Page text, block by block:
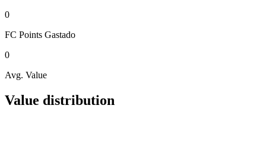
0
FC Points Gastado
0
Avg. Value
Value distribution